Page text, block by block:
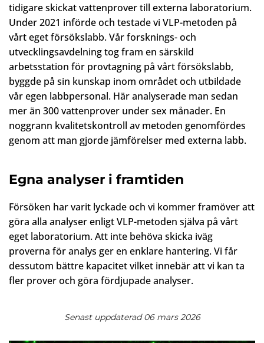
tidigare skickat vattenprover till externa laboratorium.
Under 2021 införde och testade vi VLP-metoden på
vårt eget försökslabb. Vår forsknings- och
utvecklingsavdelning tog fram en särskild
arbetsstation för provtagning på vårt försökslabb,
byggde på sin kunskap inom området och utbildade
vår egen labbpersonal. Här analyserade man sedan
mer än 300 vattenprover under sex månader. En
noggrann kvalitetskontroll av metoden genomfördes
genom att man gjorde jämförelser med externa labb.
Egna analyser i framtiden
Försöken har varit lyckade och vi kommer framöver att
göra alla analyser enligt VLP-metoden själva på vårt
eget laboratorium. Att inte behöva skicka iväg
proverna för analys ger en enklare hantering. Vi får
dessutom bättre kapacitet vilket innebär att vi kan ta
fler prover och göra fördjupade analyser.
Senast uppdaterad 06 mars 2026